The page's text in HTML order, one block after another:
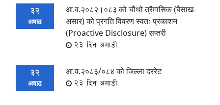
32
अषाढ
आ.व.२०८२।०८३ को चौथो त्रैमासिक (बैसाख-
असार) को प्रगति विवरण स्वतः प्रकाशन
(Proactive Disclosure) सप्तरी
23 दिन अगाडी
32
अषाढ
आ.व.२०८३/०८४ को जिल्ला दररेट
23 दिन अगाडी